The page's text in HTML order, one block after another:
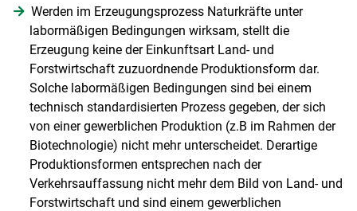
Werden im Erzeugungsprozess Naturkräfte unter
labormäßigen Bedingungen wirksam, stellt die
Erzeugung keine der Einkunftsart Land- und
Forstwirtschaft zuzuordnende Produktionsform dar.
Solche labormäßigen Bedingungen sind bei einem
technisch standardisierten Prozess gegeben, der sich
von einer gewerblichen Produktion (z.B im Rahmen der
Biotechnologie) nicht mehr unterscheidet. Derartige
Produktionsformen entsprechen nach der
Verkehrsauffassung nicht mehr dem Bild von Land- und
Forstwirtschaft und sind einem gewerblichen